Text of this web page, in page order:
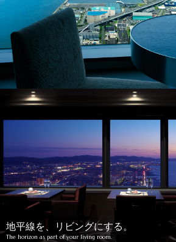
地平線を、リビングにする。
The horizon as part of your living room.